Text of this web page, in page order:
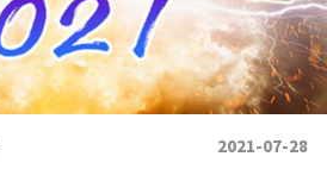
2021-07-28